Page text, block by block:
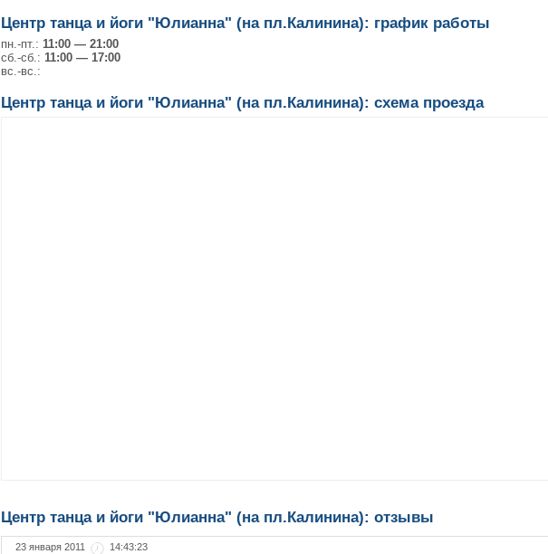
Центр танца и йоги "Юлианна" (на пл.Калинина): график работы
пн.-пт.: 11:00 — 21:00
сб.-сб.: 11:00 — 17:00
вс.-вс.:
Центр танца и йоги "Юлианна" (на пл.Калинина): схема проезда
Центр танца и йоги "Юлианна" (на пл.Калинина): отзывы
23 января 2011 14:43:23